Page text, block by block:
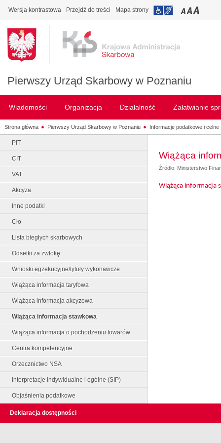
Wersja kontrastowa Przejdź do treści Mapa strony
Pierwszy Urząd Skarbowy w Poznaniu
Wiadomości Organizacja Działalność Załatwianie
Strona główna Pierwszy Urząd Skarbowy w Poznaniu Informacje podatkowe i celne
PIT
CIT
VAT
Akcyza
Inne podatki
Cło
Lista biegłych skarbowych
Odsetki za zwłokę
Wnioski egzekucyjne/tytuły wykonawcze
Wiążąca informacja taryfowa
Wiążąca informacja akcyzowa
Wiążąca informacja stawkowa
Wiążąca informacja o pochodzeniu towarów
Centra kompetencyjne
Orzecznictwo NSA
Interpretacje indywidualne i ogólne (SIP)
Objaśnienia podatkowe
Wiążąca
Źródło: Ministerstwo
Wiążąca informacja
Deklaracja dostępności